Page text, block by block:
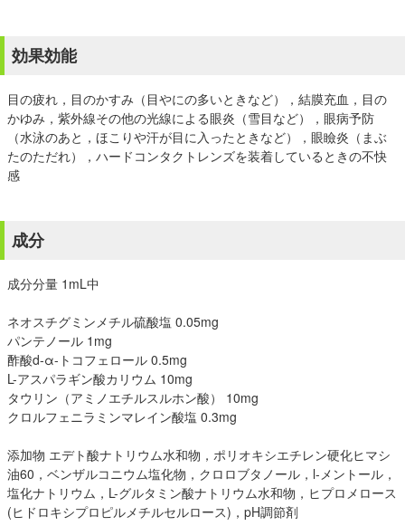
効果効能
目の疲れ，目のかすみ（目やにの多いときなど），結膜充血，目の
かゆみ，紫外線その他の光線による眼炎（雪目など），眼病予防
（水泳のあと，ほこりや汗が目に入ったときなど），眼瞼炎（まぶ
たのただれ），ハードコンタクトレンズを装着しているときの不快
感
成分
成分分量 1mL中
ネオスチグミンメチル硫酸塩 0.05mg
パンテノール 1mg
酢酸d-α-トコフェロール 0.5mg
L-アスパラギン酸カリウム 10mg
タウリン（アミノエチルスルホン酸） 10mg
クロルフェニラミンマレイン酸塩 0.3mg
添加物 エデト酸ナトリウム水和物，ポリオキシエチレン硬化ヒマシ
油60，ベンザルコニウム塩化物，クロロブタノール，l-メントール，
塩化ナトリウム，L-グルタミン酸ナトリウム水和物，ヒプロメロース
(ヒドロキシプロピルメチルセルロース)，pH調節剤